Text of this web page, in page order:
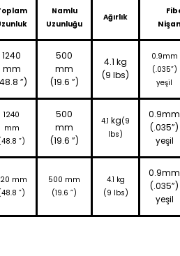
Namlu
Uzunluğu
Ağırlık
1240
mm
”)
500
mm
(19.6 ”)
4.1 kg
(9 lbs)
0.9mm
(.035”)
yeşil
1240
mm
”)
500
mm
(19.6 ”)
4.1 kg(9
lbs)
0.9mm
(.035”)
yeşil
mm
”)
500 mm
(19.6 ”)
4.1 kg
(9 lbs)
0.9mm
(.035”)
yeşil